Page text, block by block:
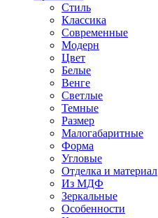
Стиль
Классика
Современные
Модерн
Цвет
Белые
Венге
Светлые
Темные
Размер
Малогабаритные
Форма
Угловые
Отделка и материал
Из МДФ
Зеркальные
Особенности